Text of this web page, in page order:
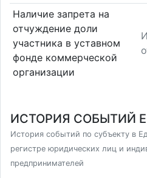
Наличие запрета на
отчуждение доли
участника в уставном
фонде коммерческой
организации
ИСТОРИЯ СОБЫТИЙ
История событий по субъекту в
регистре юридических лиц и
предпринимателей